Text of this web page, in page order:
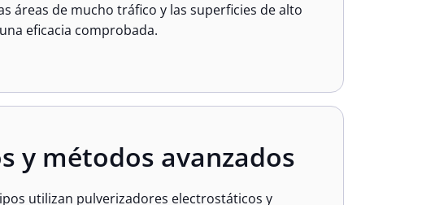
áreas de mucho tráfico y las superficies de alto
eficacia comprobada.
y métodos avanzados
utilizan pulverizadores electrostáticos y